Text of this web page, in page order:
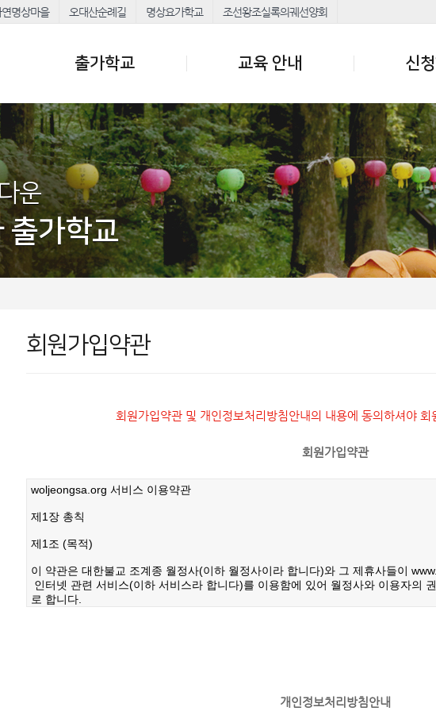
명상마을 오대산순례길 명상요가학교 조선왕조실록의궤선양회
출가학교 교육 안내 신청
운
출가학교
회원가입약관
회원가입약관 및 개인정보처리방침안내의 내용에 동의하셔야 회
회원가입약관
개인정보처리방침안내